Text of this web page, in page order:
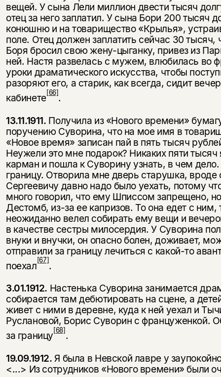
вещей. У сына Лели миллион двести тысяч
отец за него заплатил. У сына Бори 200 тысяч
конюшню и на товарищество «Крылья»,
поле. Отец должен заплатить сейчас 30
Боря бросил свою жену-цыганку, привез из
ней. Настя развелась с му­жем, влюбилась во
уроки драмати­ческого искусства, чтобы
разоряют его, а старик, как всегда, сидит
кабинете[66].
13.11.1911. Получила из «Нового времени»
поручению Суворина, что на мое имя в
«Новое время» записан пай в пять тысяч
Неужели это мне подарок? Никаких пяти
карман и пошла к Суворину узнать, в чем
границу. Отворила мне дверь старушка, вроде
Сергеевичу давно надо было уехать, потому
много говорил, что ему Шписсом запрещено,
Дестомб, из-за ее капризов. То она едет с ним,
неожиданно велел собирать ему вещи и
в качестве сестры милосердия. У Суворина
внуки и внучки, он опасно болен, доживает,
отправили за границу лечиться с какой-то
поехал[67].
3.01.1912. Настенька Суворина занимается
собирается там дебютировать на сцене, а
живет с ними в деревне, куда к ней уехал и
Руслановой, Борис Суворин с француженкой.
за границу[68].
19.09.1912.Я была в Невской лавре у
<...> Из сотрудников «Нового времени» были